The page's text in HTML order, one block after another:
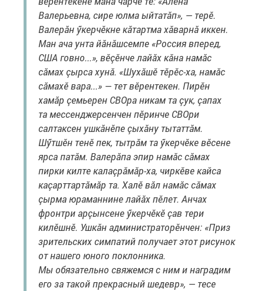
Валерьевна, сире юлма ыйтатăп», — терӗ.
Валерăн ӳкерчӗкне кăтартма хăварнă иккен.
Ман ача унта йăнăшсемпе «Россия вперед,
США говно...», вӗçӗнче лайăх кăна намăс
сăмах çырса хунă. «Шухăшӗ тӗрӗс-ха, намăс
сăмахӗ вара...» — тет вӗрентекен. Пирӗн
хамăр çемьерен СВОра никам та çук, çапах
та мессенджерсенчен пӗринче СВОри
салтаксен ушкăнӗпе çыхăну тытаттăм.
Шӳтшӗн тенӗ пек, тытрăм та ӳкерчӗке вӗсене
ярса патăм. Валерăпа эпир намăс сăмах
пирки килте калаçрăмăр-ха, чиркӗве кайса
каçарттартăмăр та. Халӗ вăл намăс сăмах
çырма юраманнине лайăх пӗлет. Анчах
фронтри арçынсене ӳкерчӗкӗ çав тери
килӗшнӗ. Ушкăн администраторӗнчен: «Приз
зрительских симпатий получает этот рисунок
от нашего юного поклонника.
Мы обязательно свяжемся с ним и наградим
его за такой прекрасный шедевр», — тесе